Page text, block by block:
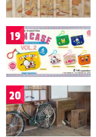
19
20